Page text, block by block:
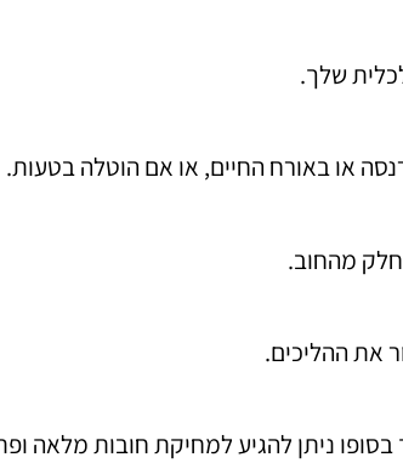
שלך.
או באורח החיים, או אם הוטלה בטעות.
חלק מהחוב.
את ההליכים.
ניתן להגיע למחיקת חובות מלאה